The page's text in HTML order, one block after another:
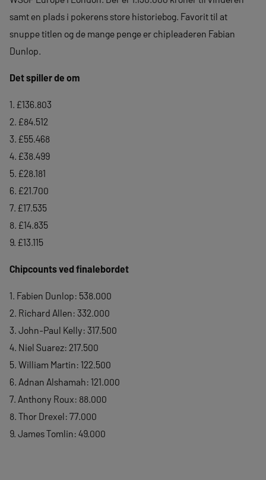
samt en plads i pokerens store historiebog. Favorit til at
snuppe titlen og de mange penge er chipleaderen Fabian
Dunlop.
Det spiller de om
1. £136.803
2. £84.512
3. £55.468
4. £38.499
5. £28.181
6. £21.700
7. £17.535
8. £14.835
9. £13.115
Chipcounts ved finalebordet
1. Fabien Dunlop: 538.000
2. Richard Allen: 332.000
3. John-Paul Kelly: 317.500
4. Niel Suarez: 217.500
5. William Martin: 122.500
6. Adnan Alshamah: 121.000
7. Anthony Roux: 88.000
8. Thor Drexel: 77.000
9. James Tomlin: 49.000